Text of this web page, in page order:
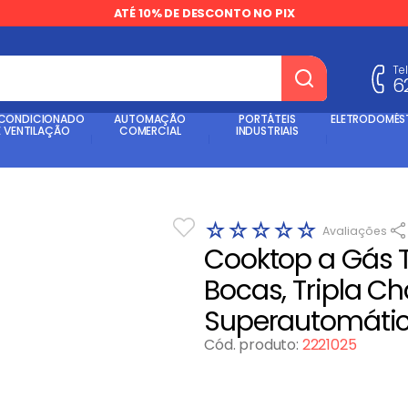
ATÉ 10% DE DESCONTO NO PIX
VENTILAÇÃO
AUTOMAÇÃO
COMERCIAL
PORTÁTEIS
INDUSTRIAIS
☆☆☆☆☆
Cooktop a Gás
Bocas, Tripla
Cód. produto: 2221025